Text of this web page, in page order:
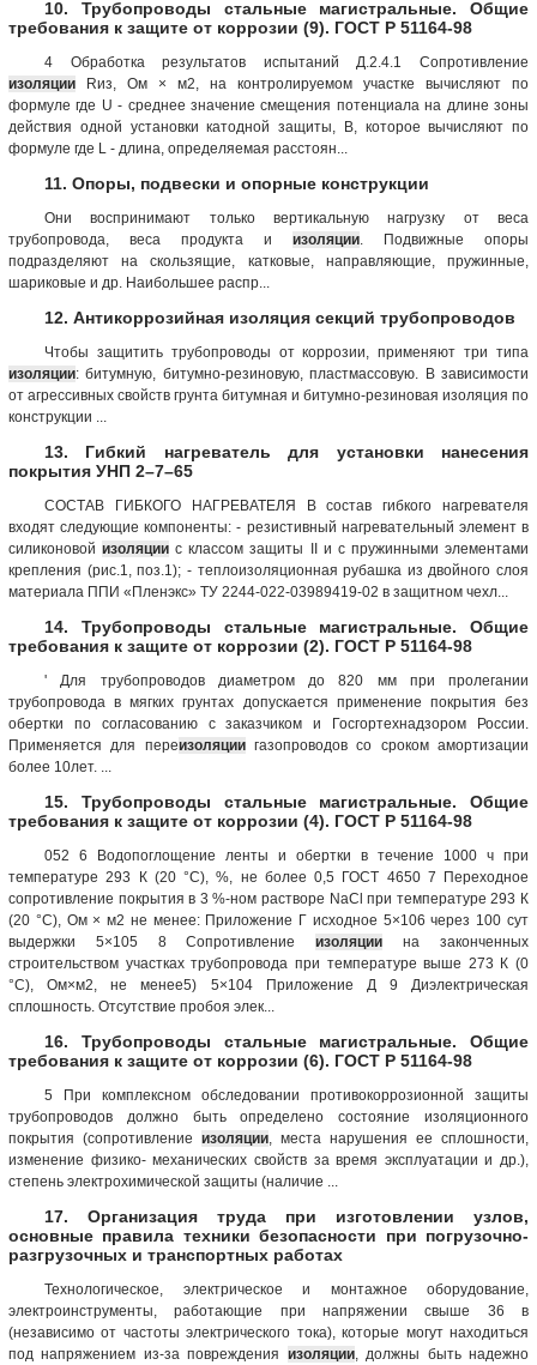
10. Трубопроводы стальные магистральные. Общие
требования к защите от коррозии (9). ГОСТ Р 51164-98
4 Обработка результатов испытаний Д.2.4.1 Сопротивление
изоляции Rиз, Ом × м2, на контролируемом участке вычисляют по
формуле где U - среднее значение смещения потенциала на длине зоны
действия одной установки катодной защиты, В, которое вычисляют по
формуле где L - длина, определяемая расстоян...
11. Опоры, подвески и опорные конструкции
Они воспринимают только вертикальную нагрузку от веса
трубопровода, веса продукта и изоляции . Подвижные опоры
подразделяют на скользящие, катковые, направляющие, пружинные,
шариковые и др. Наибольшее распр...
12. Антикоррозийная изоляция секций трубопроводов
Чтобы защитить трубопроводы от коррозии, применяют три типа
изоляции: битумную, битумно-резиновую, пластмассовую. В зависимости
от агрессивных свойств грунта битумная и битумно-резиновая изоляция по
конструкции ...
13. Гибкий нагреватель для установки нанесения
покрытия УНП 2–7–65
СОСТАВ ГИБКОГО НАГРЕВАТЕЛЯ В состав гибкого нагревателя
входят следующие компоненты: - резистивный нагревательный элемент в
силиконовойизоляции с классом защиты II и с пружинными элементами
крепления (рис.1, поз.1); - теплоизоляционная рубашка из двойного слоя
материала ППИ «Пленэкс» ТУ 2244-022-03989419-02 в защитном чехл...
14. Трубопроводы стальные магистральные. Общие
требования к защите от коррозии (2). ГОСТ Р 51164-98
' Для трубопроводов диаметром до 820 мм при пролегании
трубопровода в мягких грунтах допускается применение покрытия без
обертки по согласованию с заказчиком и Госгортехнадзором России.
Применяется для переизоляциигазопроводов со сроком амортизации
более 10лет. ...
15. Трубопроводы стальные магистральные. Общие
требования к защите от коррозии (4). ГОСТ Р 51164-98
052 6 Водопоглощение ленты и обертки в течение 1000 ч при
температуре 293 К (20 °С), %, не более 0,5 ГОСТ 4650 7 Переходное
сопротивление покрытия в 3 %-ном растворе NaCl при температуре 293 К
(20 °С), Ом × м2 не менее: Приложение Г исходное 5×106 через 100 сут
выдержки 5×105 8 Сопротивлениеизоляции на законченных
строительством участках трубопровода при температуре выше 273 К (0
°С), Ом×м2, не менее5) 5×104 Приложение Д 9 Диэлектрическая
сплошность. Отсутствие пробоя элек...
16. Трубопроводы стальные магистральные. Общие
требования к защите от коррозии (6). ГОСТ Р 51164-98
5 При комплексном обследовании противокоррозионной защиты
трубопроводов должно быть определено состояние изоляционного
покрытия (сопротивление изоляции , места нарушения ее сплошности,
изменение физико- механических свойств за время эксплуатации и др.),
степень электрохимической защиты (наличие ...
17. Организация труда при изготовлении узлов,
основные правила техники безопасности при погрузочно-
разгрузочных и транспортных работах
Технологическое, электрическое и монтажное оборудование,
электроинструменты, работающие при напряжении свыше 36 в
(независимо от частоты электрического тока), которые могут находиться
под напряжением из-за повреждения изоляции, должны быть надежно